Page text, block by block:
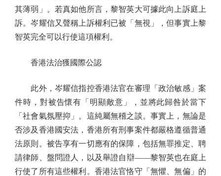
其薄弱」。若真如他所言，黎智英大可據此向上訴庭上
訴。岑耀信又聲稱上訴權利已被「無視」，但事實上黎
智英完全可以行使這項權利。
香港法治獲國際公認
此外，岑耀信指控香港法官在審理「政治敏感」案
件時，對被告懷有「明顯敵意」，並將此歸咎於當下
「社會氣氛壓抑」。這純屬無稽之談。事實上，無論是
否涉及香港國安法，香港所有刑事案件都嚴格遵循普通
法原則。被告享有一切應有的保障，包括無罪推定、聘
請律師、盤問證人，以及舉證自辯——黎智英也在庭上
行使了所有這些權利。香港法官恪守「無懼、無偏」的